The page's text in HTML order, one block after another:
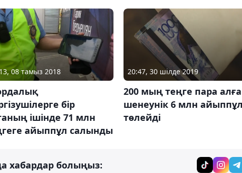
08 тамыз 2018
бір
ішінде 71 млн
айыппұл салынды
20:47, 30 шілде 2019
200 мың теңге пара
шенеунік 6 млн
төлейді
хабардар болыңыз: